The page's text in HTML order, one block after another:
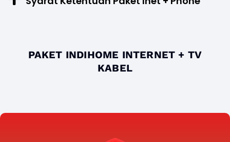
PAKET INDIHOME INTERNET + TV
KABEL